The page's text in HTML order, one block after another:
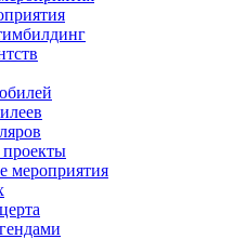
мероприятия